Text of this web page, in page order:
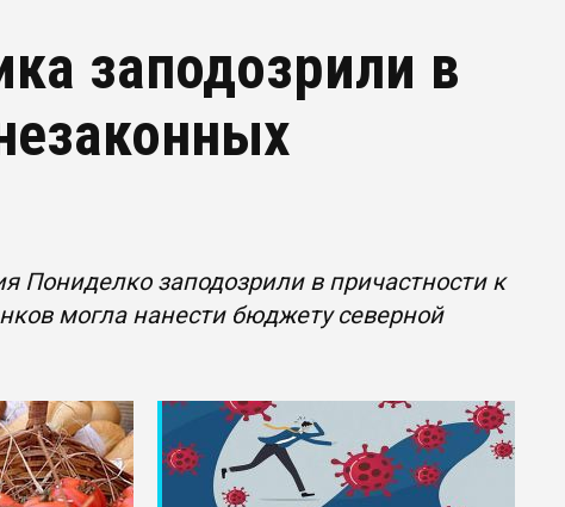
заподозрили в
Пониделко заподозрили в причастности к
могла нанести бюджету северной